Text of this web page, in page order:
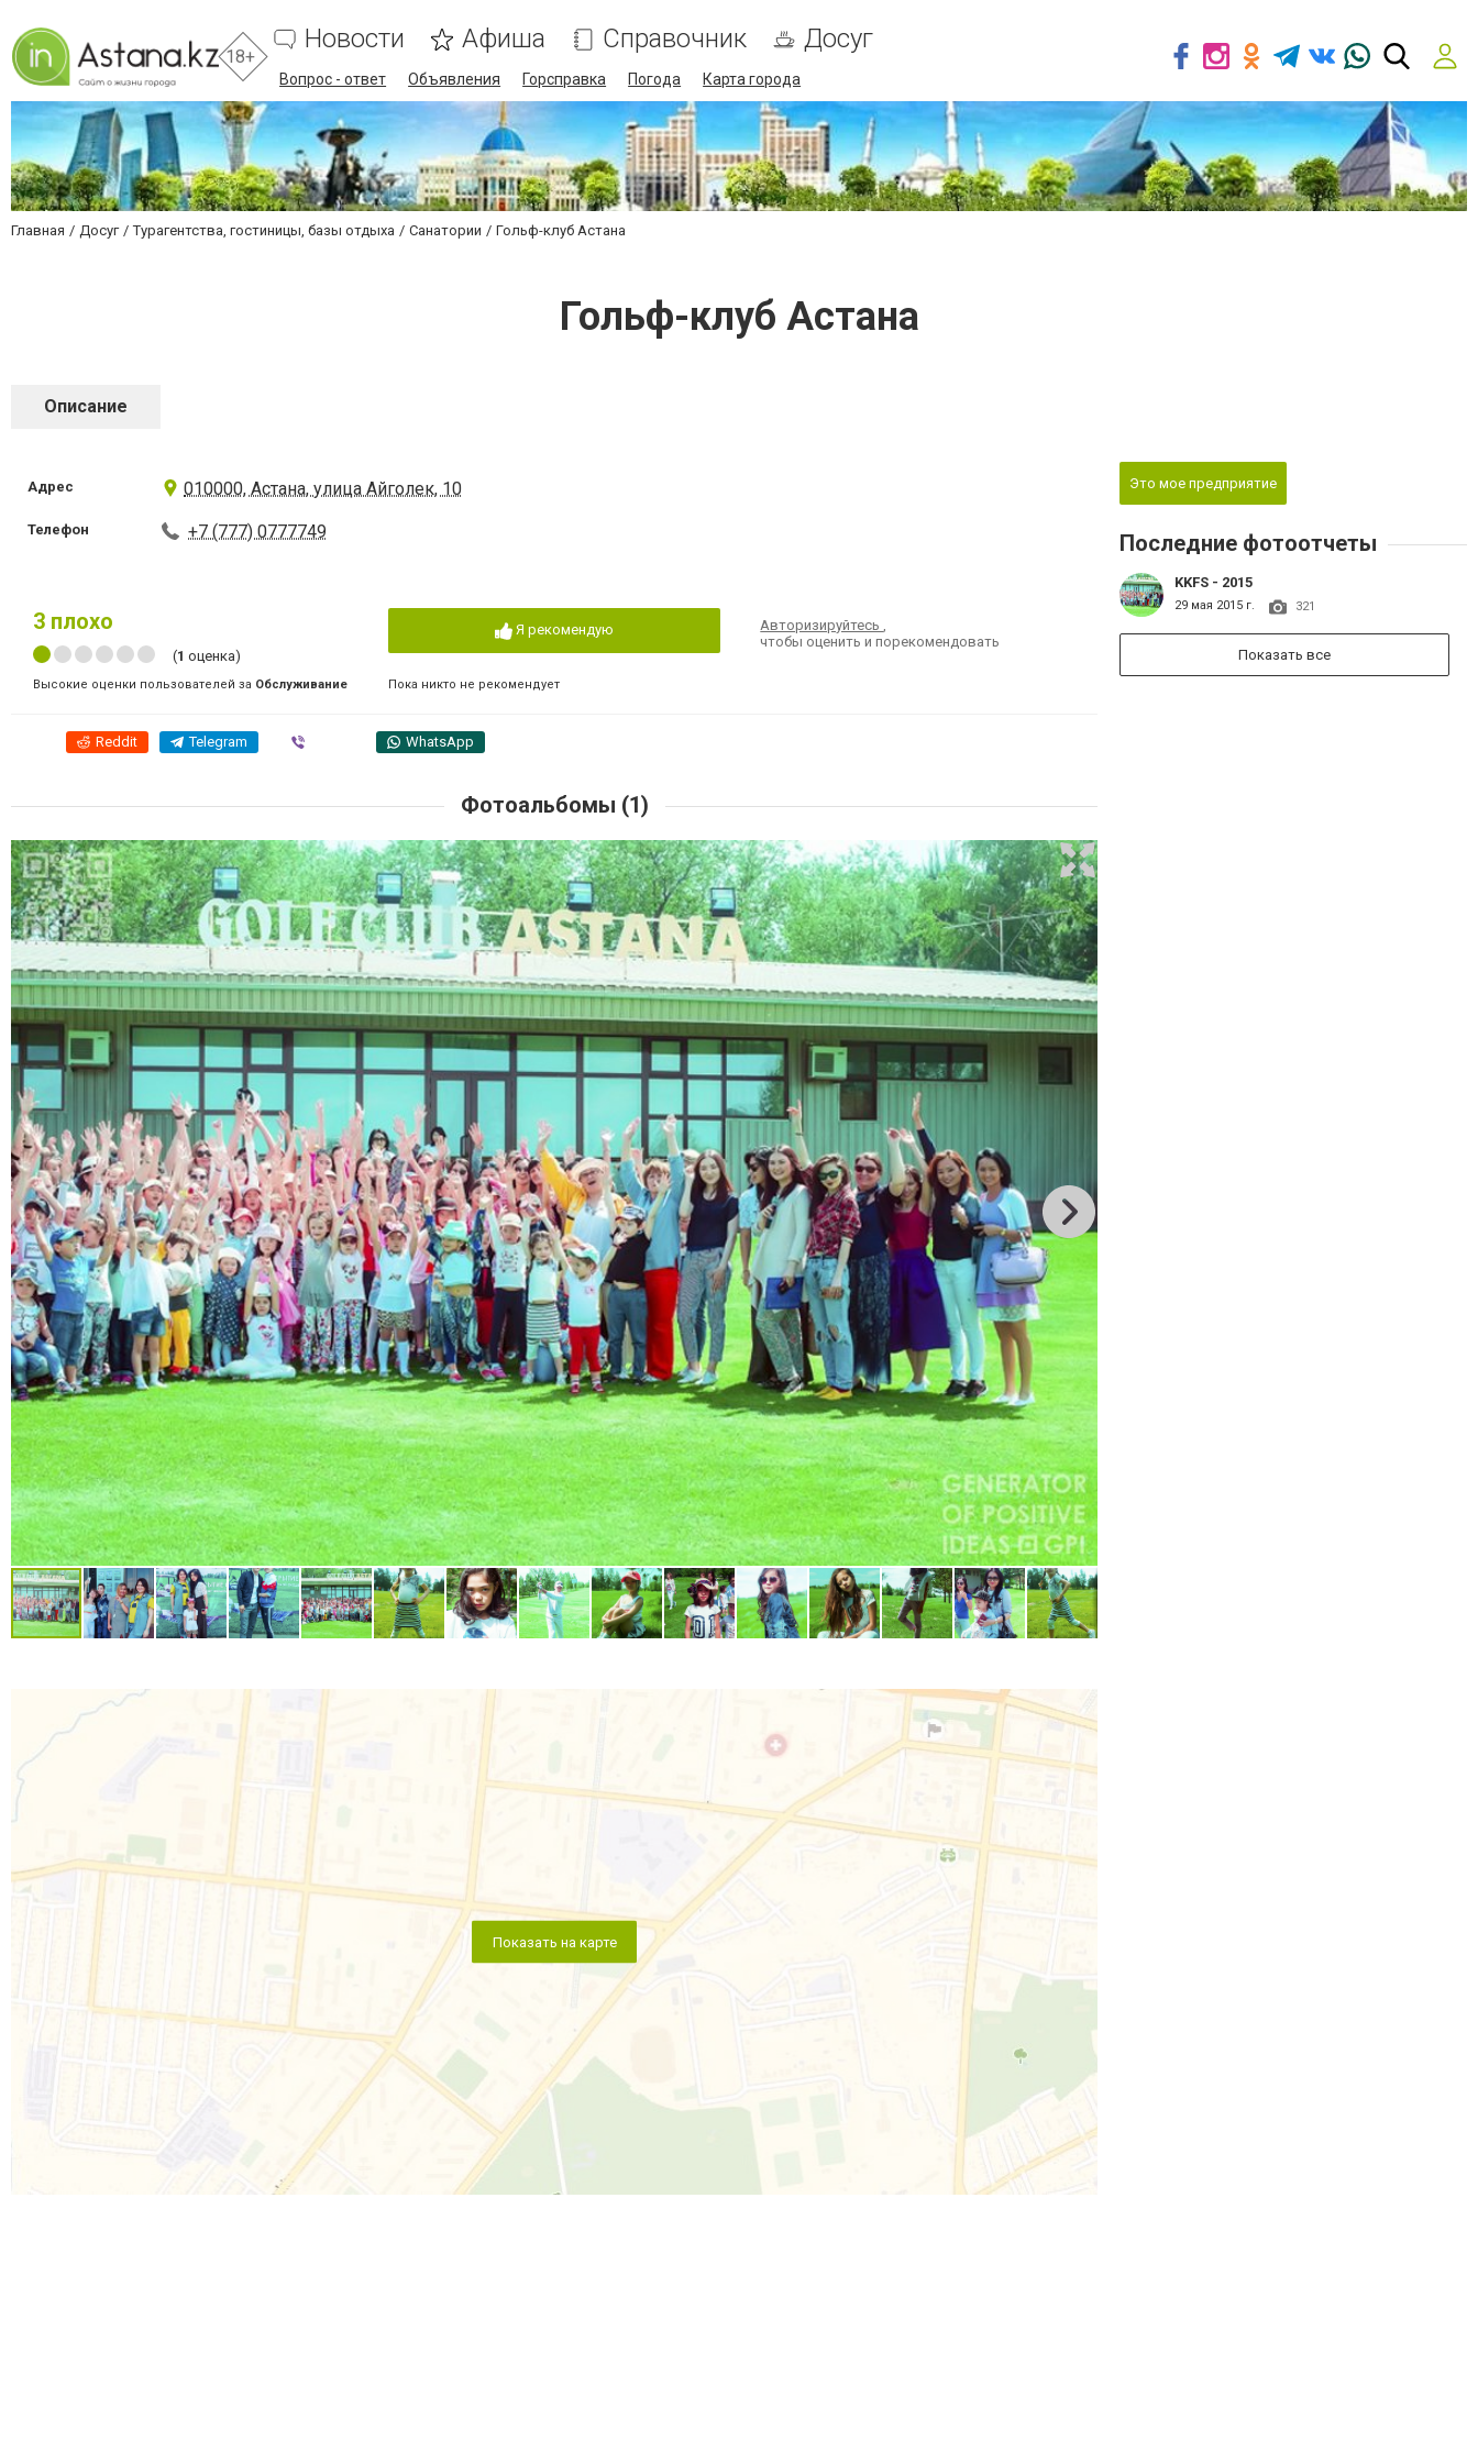
18+
Новости Афиша Справочник Досуг
Вопрос - ответ Объявления Горсправка Погода Карта города
Главная Досуг Турагентства, гостиницы, базы отдыха Санатории Гольф-клуб Астана
Гольф-клуб Астана
Описание
Адрес 010000, Астана, улица Айголек, 10
Телефон +7 (777) 0777749
3 плохо
(1 оценка)
Высокие оценки пользователей за Обслуживание
Я рекомендую
Пока никто не рекомендует
Авторизируйтесь,
чтобы оценить и порекомендовать
Reddit Telegram WhatsApp
Фотоальбомы (1)
Показать на карте
Это мое предприятие
Последние фотоотчеты
KKFS - 2015
29 мая 2015 г. 321
Показать все